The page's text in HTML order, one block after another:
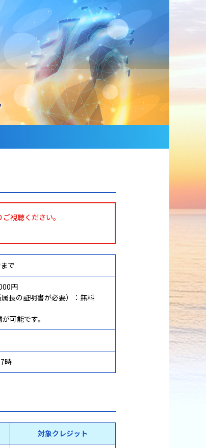
視聴ください。
で
円
長の証明書が必要）：無料
可能です。
時
対象クレジット